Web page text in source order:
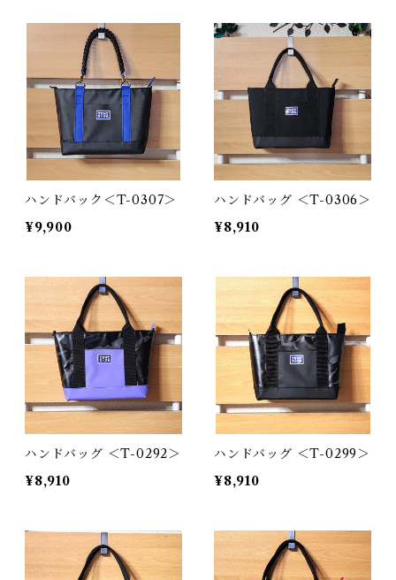
ハンドバック＜T-0307＞
¥9,900
ハンドバッグ ＜T-0306＞
¥8,910
ハンドバッグ ＜T-0292＞
¥8,910
ハンドバッグ ＜T-0299＞
¥8,910